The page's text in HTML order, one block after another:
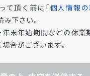
て頂く前に「個人情報
み下さい。
年末年始期間などの休業
合がございます。